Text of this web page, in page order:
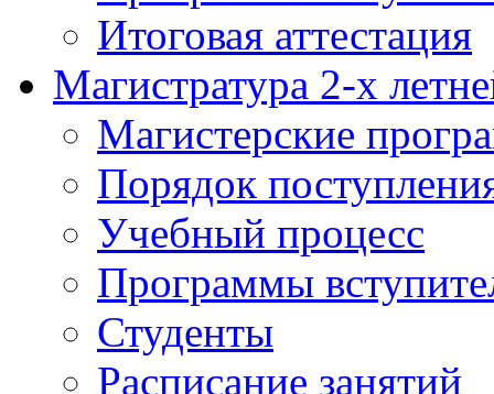
Итоговая аттестация
Магистратура 2-х
Магистерские
Порядок
Учебный процесс
Программы
Студенты
Расписание занятий